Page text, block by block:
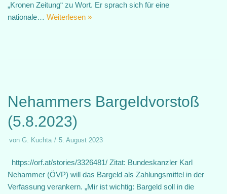
„Kronen Zeitung“ zu Wort. Er sprach sich für eine
nationale… Weiterlesen »
Nehammers Bargeldvorstoß
(5.8.2023)
von G. Kuchta 5. August 2023
https://orf.at/stories/3326481/ Zitat: Bundeskanzler Karl
Nehammer (ÖVP) will das Bargeld als Zahlungsmittel in der
Verfassung verankern. „Mir ist wichtig: Bargeld soll in die